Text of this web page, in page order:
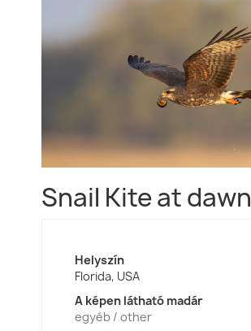
Snail Kite at dawn
Helyszín
Florida, USA
A képen látható madár
egyéb / other